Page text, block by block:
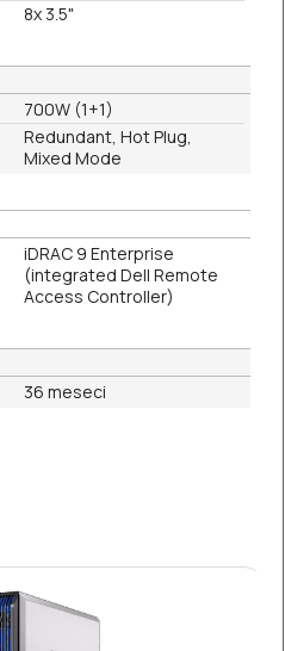
8x 3.5"
700W (1+1)
Redundant, Hot Plug,
Mixed Mode
iDRAC 9 Enterprise
(integrated Dell Remote
Access Controller)
36 meseci